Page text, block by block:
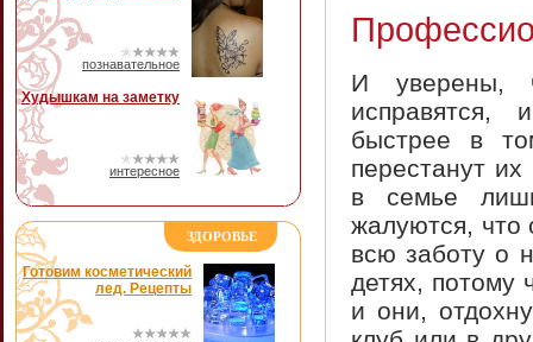
познавательное
Худышкам на заметку
интересное
ЗДОРОВЬЕ
Готовим косметический
лед. Рецепты
И уверены,
исправятся,
быстрее в
перестанут
в семье
жалуются, что
всю заботу о
детях, потому
и они,